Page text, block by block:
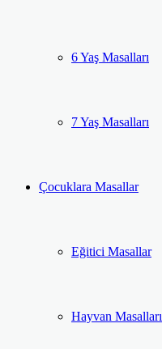
6 Yaş Masalları
7 Yaş Masalları
Çocuklara Masallar
Eğitici Masallar
Hayvan Masalları